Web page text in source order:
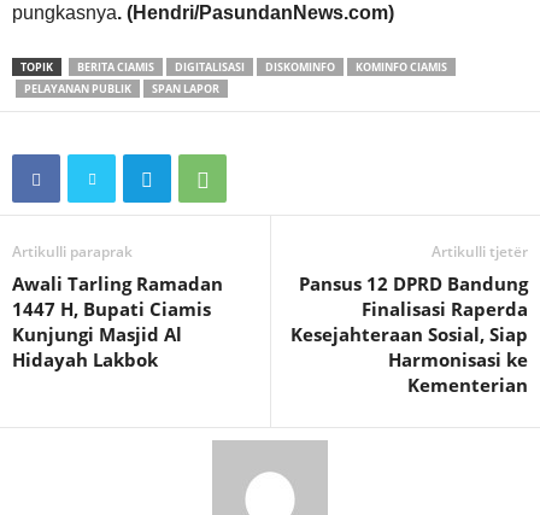
pungkasnya. (Hendri/PasundanNews.com)
TOPIK BERITA CIAMIS DIGITALISASI DISKOMINFO
KOMINFO CIAMIS
PELAYANAN PUBLIK
SPAN LAPOR
Artikulli paraprak
Awali Tarling Ramadan
1447 H, Bupati Ciamis
Kunjungi Masjid Al
Hidayah Lakbok
Artikulli tjetër
Pansus 12 DPRD Bandung
Finalisasi Raperda
Kesejahteraan Sosial, Siap
Harmonisasi ke
Kementerian